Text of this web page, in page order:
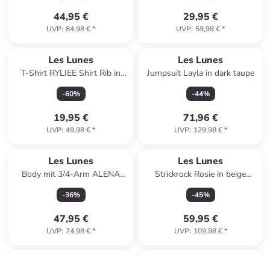
44,95 €
UVP: 84,98 €*
29,95 €
UVP: 59,98 €*
Les Lunes
T-Shirt RYLIEE Shirt Rib in
Slate rose
-60%
19,95 €
UVP: 49,98 €*
Les Lunes
Jumpsuit Layla in dark taupe
-44%
71,96 €
UVP: 129,98 €*
Les Lunes
Body mit 3/4-Arm ALENA
Body 3/4 Sleeve in off-white
-36%
47,95 €
UVP: 74,98 €*
Les Lunes
Strickrock Rosie in beige
melange
-45%
59,95 €
UVP: 109,98 €*